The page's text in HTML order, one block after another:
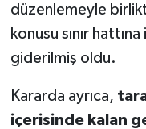
düzenlemeyle
konusu sınır
giderilmiş oldu.
Kararda ayrıca,
içerisinde kalan